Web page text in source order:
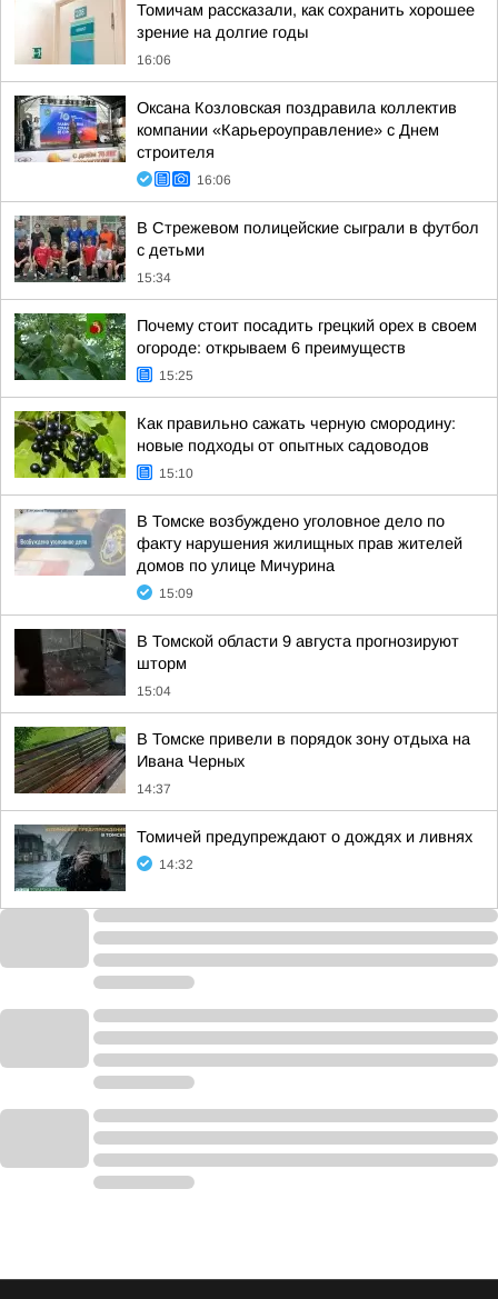
Томичам рассказали, как сохранить хорошее
зрение на долгие годы
16:06
Оксана Козловская поздравила коллектив
компании «Карьероуправление» с Днем
строителя
16:06
В Стрежевом полицейские сыграли в футбол
с детьми
15:34
Почему стоит посадить грецкий орех в своем
огороде: открываем 6 преимуществ
15:25
Как правильно сажать черную смородину:
новые подходы от опытных садоводов
15:10
В Томске возбуждено уголовное дело по
факту нарушения жилищных прав жителей
домов по улице Мичурина
15:09
В Томской области 9 августа прогнозируют
шторм
15:04
В Томске привели в порядок зону отдыха на
Ивана Черных
14:37
Томичей предупреждают о дождях и ливнях
14:32